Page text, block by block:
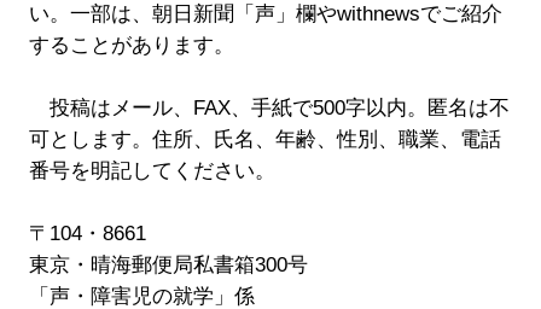
い。一部は、朝日新聞「声」欄やwithnewsでご紹介
することがあります。
投稿はメール、FAX、手紙で500字以内。匿名は不
可とします。住所、氏名、年齢、性別、職業、電話
番号を明記してください。
〒104・8661
東京・晴海郵便局私書箱300号
「声・障害児の就学」係